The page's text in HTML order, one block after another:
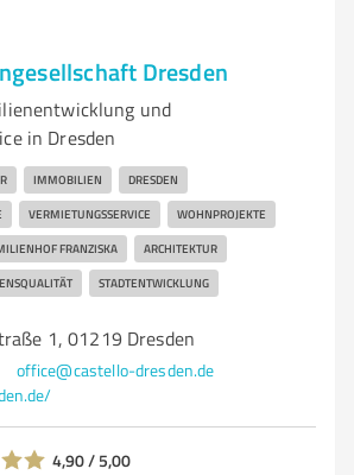
Dresden
und
in Dresden
IMMOBILIEN DRESDEN
VERMIETUNGSSERVICE WOHNPROJEKTE
FRANZISKA ARCHITEKTUR
STADTENTWICKLUNG
1, 01219 Dresden
office@castello-dresden.de
4,90 / 5,00